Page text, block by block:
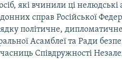
які вчинили ці нелюдські
справ Російської
політичне,
Асамблеї та Ради
Співдружності